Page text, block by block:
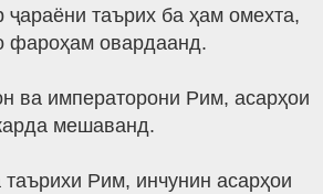
ҷараёни таърих ба ҳам омехта,
фароҳам овардаанд.
ва императорони Рим, асарҳои
мешаванд.
Рим, инчунин асарҳои